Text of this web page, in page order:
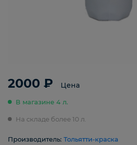
2000 ₽ Цена
В магазине 4 л.
На складе более 10 л.
Производитель: Тольятти-краска